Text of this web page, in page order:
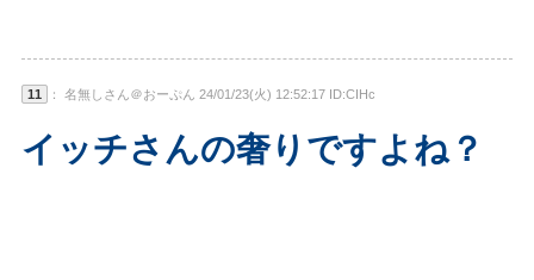
11 ： 名無しさん＠おーぷん 24/01/23(火) 12:52:17 ID:CIHc
イッチさんの奢りですよね？